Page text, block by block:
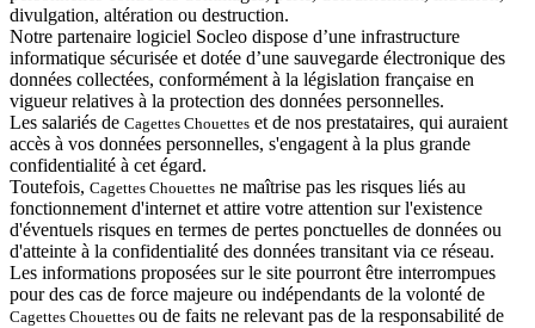
divulgation, altération ou destruction.
Notre partenaire logiciel Socleo dispose d’une infrastructure
informatique sécurisée et dotée d’une sauvegarde électronique des
données collectées, conformément à la législation française en
vigueur relatives à la protection des données personnelles.
Les salariés de Cagettes Chouettes et de nos prestataires, qui auraient
accès à vos données personnelles, s'engagent à la plus grande
confidentialité à cet égard.
Toutefois, Cagettes Chouettes ne maîtrise pas les risques liés au
fonctionnement d'internet et attire votre attention sur l'existence
d'éventuels risques en termes de pertes ponctuelles de données ou
d'atteinte à la confidentialité des données transitant via ce réseau.
Les informations proposées sur le site pourront être interrompues
pour des cas de force majeure ou indépendants de la volonté de
Cagettes Chouettes ou de faits ne relevant pas de la responsabilité de